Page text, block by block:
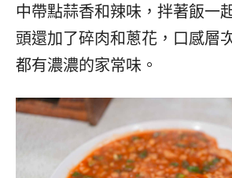
中帶點蒜香和辣味，拌著飯一
頭還加了碎肉和蔥花，口感層
都有濃濃的家常味。